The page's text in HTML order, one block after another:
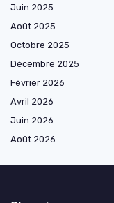
Juin 2025
Août 2025
Octobre 2025
Décembre 2025
Février 2026
Avril 2026
Juin 2026
Août 2026